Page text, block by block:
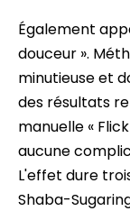
Également
douceur ».
minutieuse et
des résultats
manuelle «
aucune
L'effet dure
Shaba-